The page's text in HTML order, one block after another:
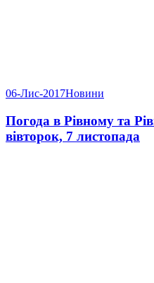
06-Лис-2017Новини
Погода в Рівному та
вівторок, 7 листопада